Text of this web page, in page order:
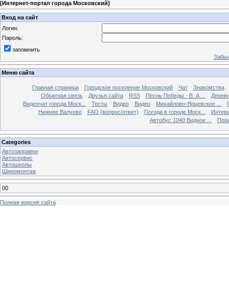
[Интернет-портал города Московский]
Вход на сайт
Логин:
Пароль:
запомнить
Меню сайта
Главная страница Городское поселение Московский Чат
Знакомства
Обратная связь
Друзья сайта RSS Песнь Победы - В. А....
Видеочат города Моск...
Тесты Видео Видео Михайлово-Ярцевское ...
Нижнее Валуево
FAQ (вопрос/ответ) Погода в городе Моск...
Автобус 1040 Видное ...
Categories
Автозаправки
Автосервис
Автошколы
Шиномонтаж
00
Полная версия сайта